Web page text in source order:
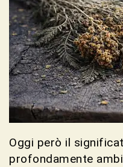
Oggi però il
profondamente